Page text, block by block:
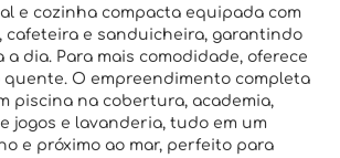
e cozinha compacta equipada com
cafeteira e sanduicheira, garantindo
dia. Para mais comodidade, oferece
O empreendimento completa
piscina na cobertura, academia,
jogos e lavanderia, tudo em um
e próximo ao mar, perfeito para